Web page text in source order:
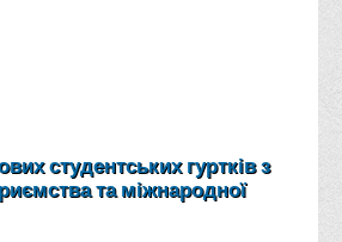
сприяння
студентських гуртків з
та міжнародної